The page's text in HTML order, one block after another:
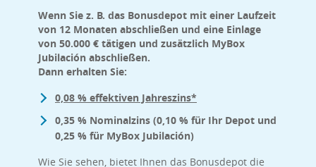
Wenn Sie z. B. das Bonusdepot mit einer Laufzeit
von 12 Monaten abschließen und eine Einlage
von 50.000 € tätigen und zusätzlich MyBox
Jubilación abschließen.
Dann erhalten Sie:
0,08 % effektiven Jahreszins*
0,35 % Nominalzins (0,10 % für Ihr Depot und
0,25 % für MyBox Jubilación)
Wie Sie sehen, bietet Ihnen das Bonusdepot die